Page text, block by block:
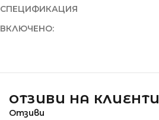
СПЕЦИФИКАЦИЯ
ВКЛЮЧЕНО:
ОТЗИВИ НА КЛИЕНТИ
Отзиви